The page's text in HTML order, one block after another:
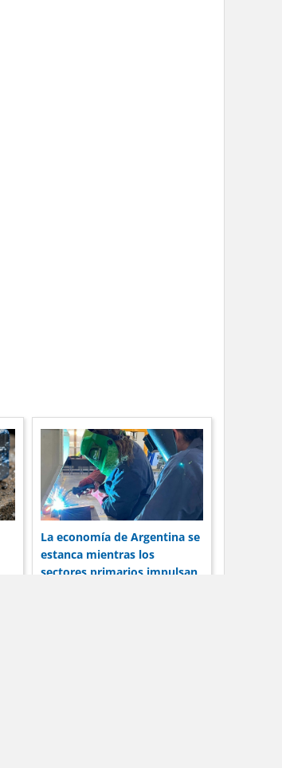
La economía de Argentina se
estanca mientras los
sectores primarios impulsan